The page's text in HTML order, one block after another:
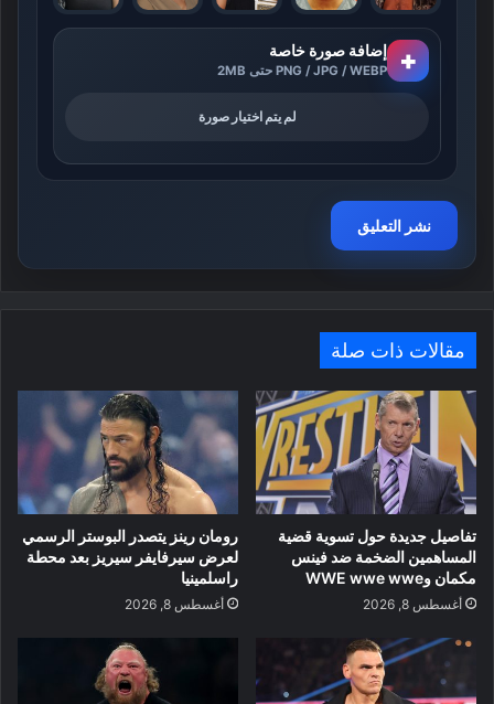
+ إضافة صورة خاصة
PNG / JPG / WEBP حتى 2MB
لم يتم اختيار صورة
مقالات ذات صلة
تفاصيل جديدة حول تسوية قضية
المساهمين الضخمة ضد فينس
مكمان وWWE wwe wwe
أغسطس 8, 2026
رومان رينز يتصدر البوستر الرسمي
لعرض سيرفايفر سيريز بعد محطة
راسلمينيا
أغسطس 8, 2026